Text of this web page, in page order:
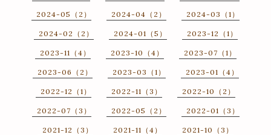
2024-05（2） 2024-04（2） 2024-03（1）
2024-02（2） 2024-01（5） 2023-12（1）
2023-11（4） 2023-10（4） 2023-07（1）
2023-06（2） 2023-03（1） 2023-01（4）
2022-12（1） 2022-11（3） 2022-10（2）
2022-07（3） 2022-05（2） 2022-01（3）
2021-12（3） 2021-11（4） 2021-10（3）